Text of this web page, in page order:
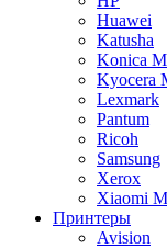
Huawei
Katusha
Konica
Kyocera
Lexmark
Pantum
Ricoh
Samsung
Xerox
Xiaomi
Принтеры
Avision